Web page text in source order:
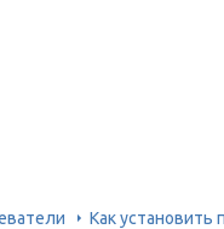
Как установить